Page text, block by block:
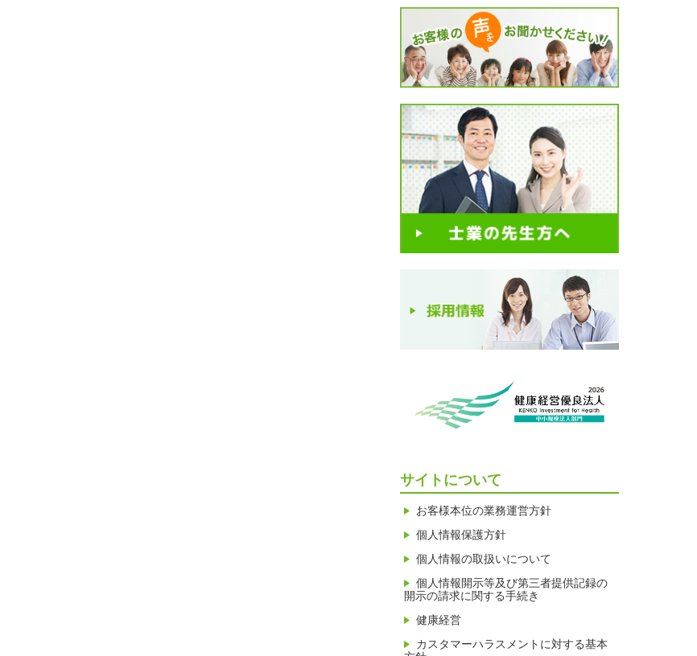
サイトについて
お客様本位の業務運営方針
個人情報保護方針
個人情報の取扱いについて
個人情報開示等及び第三者提供記録の
開示の請求に関する手続き
健康経営
カスタマーハラスメントに対する基本